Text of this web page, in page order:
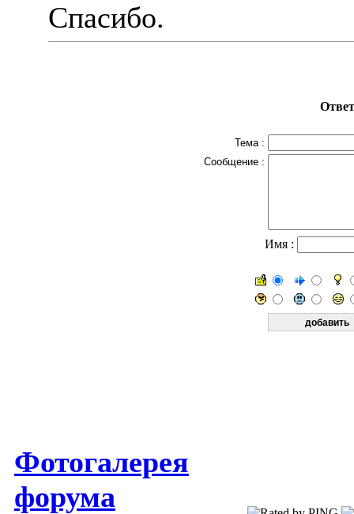
Спасибо.
Тема :
Сообщение :
Имя :
Фотогалерея
форума